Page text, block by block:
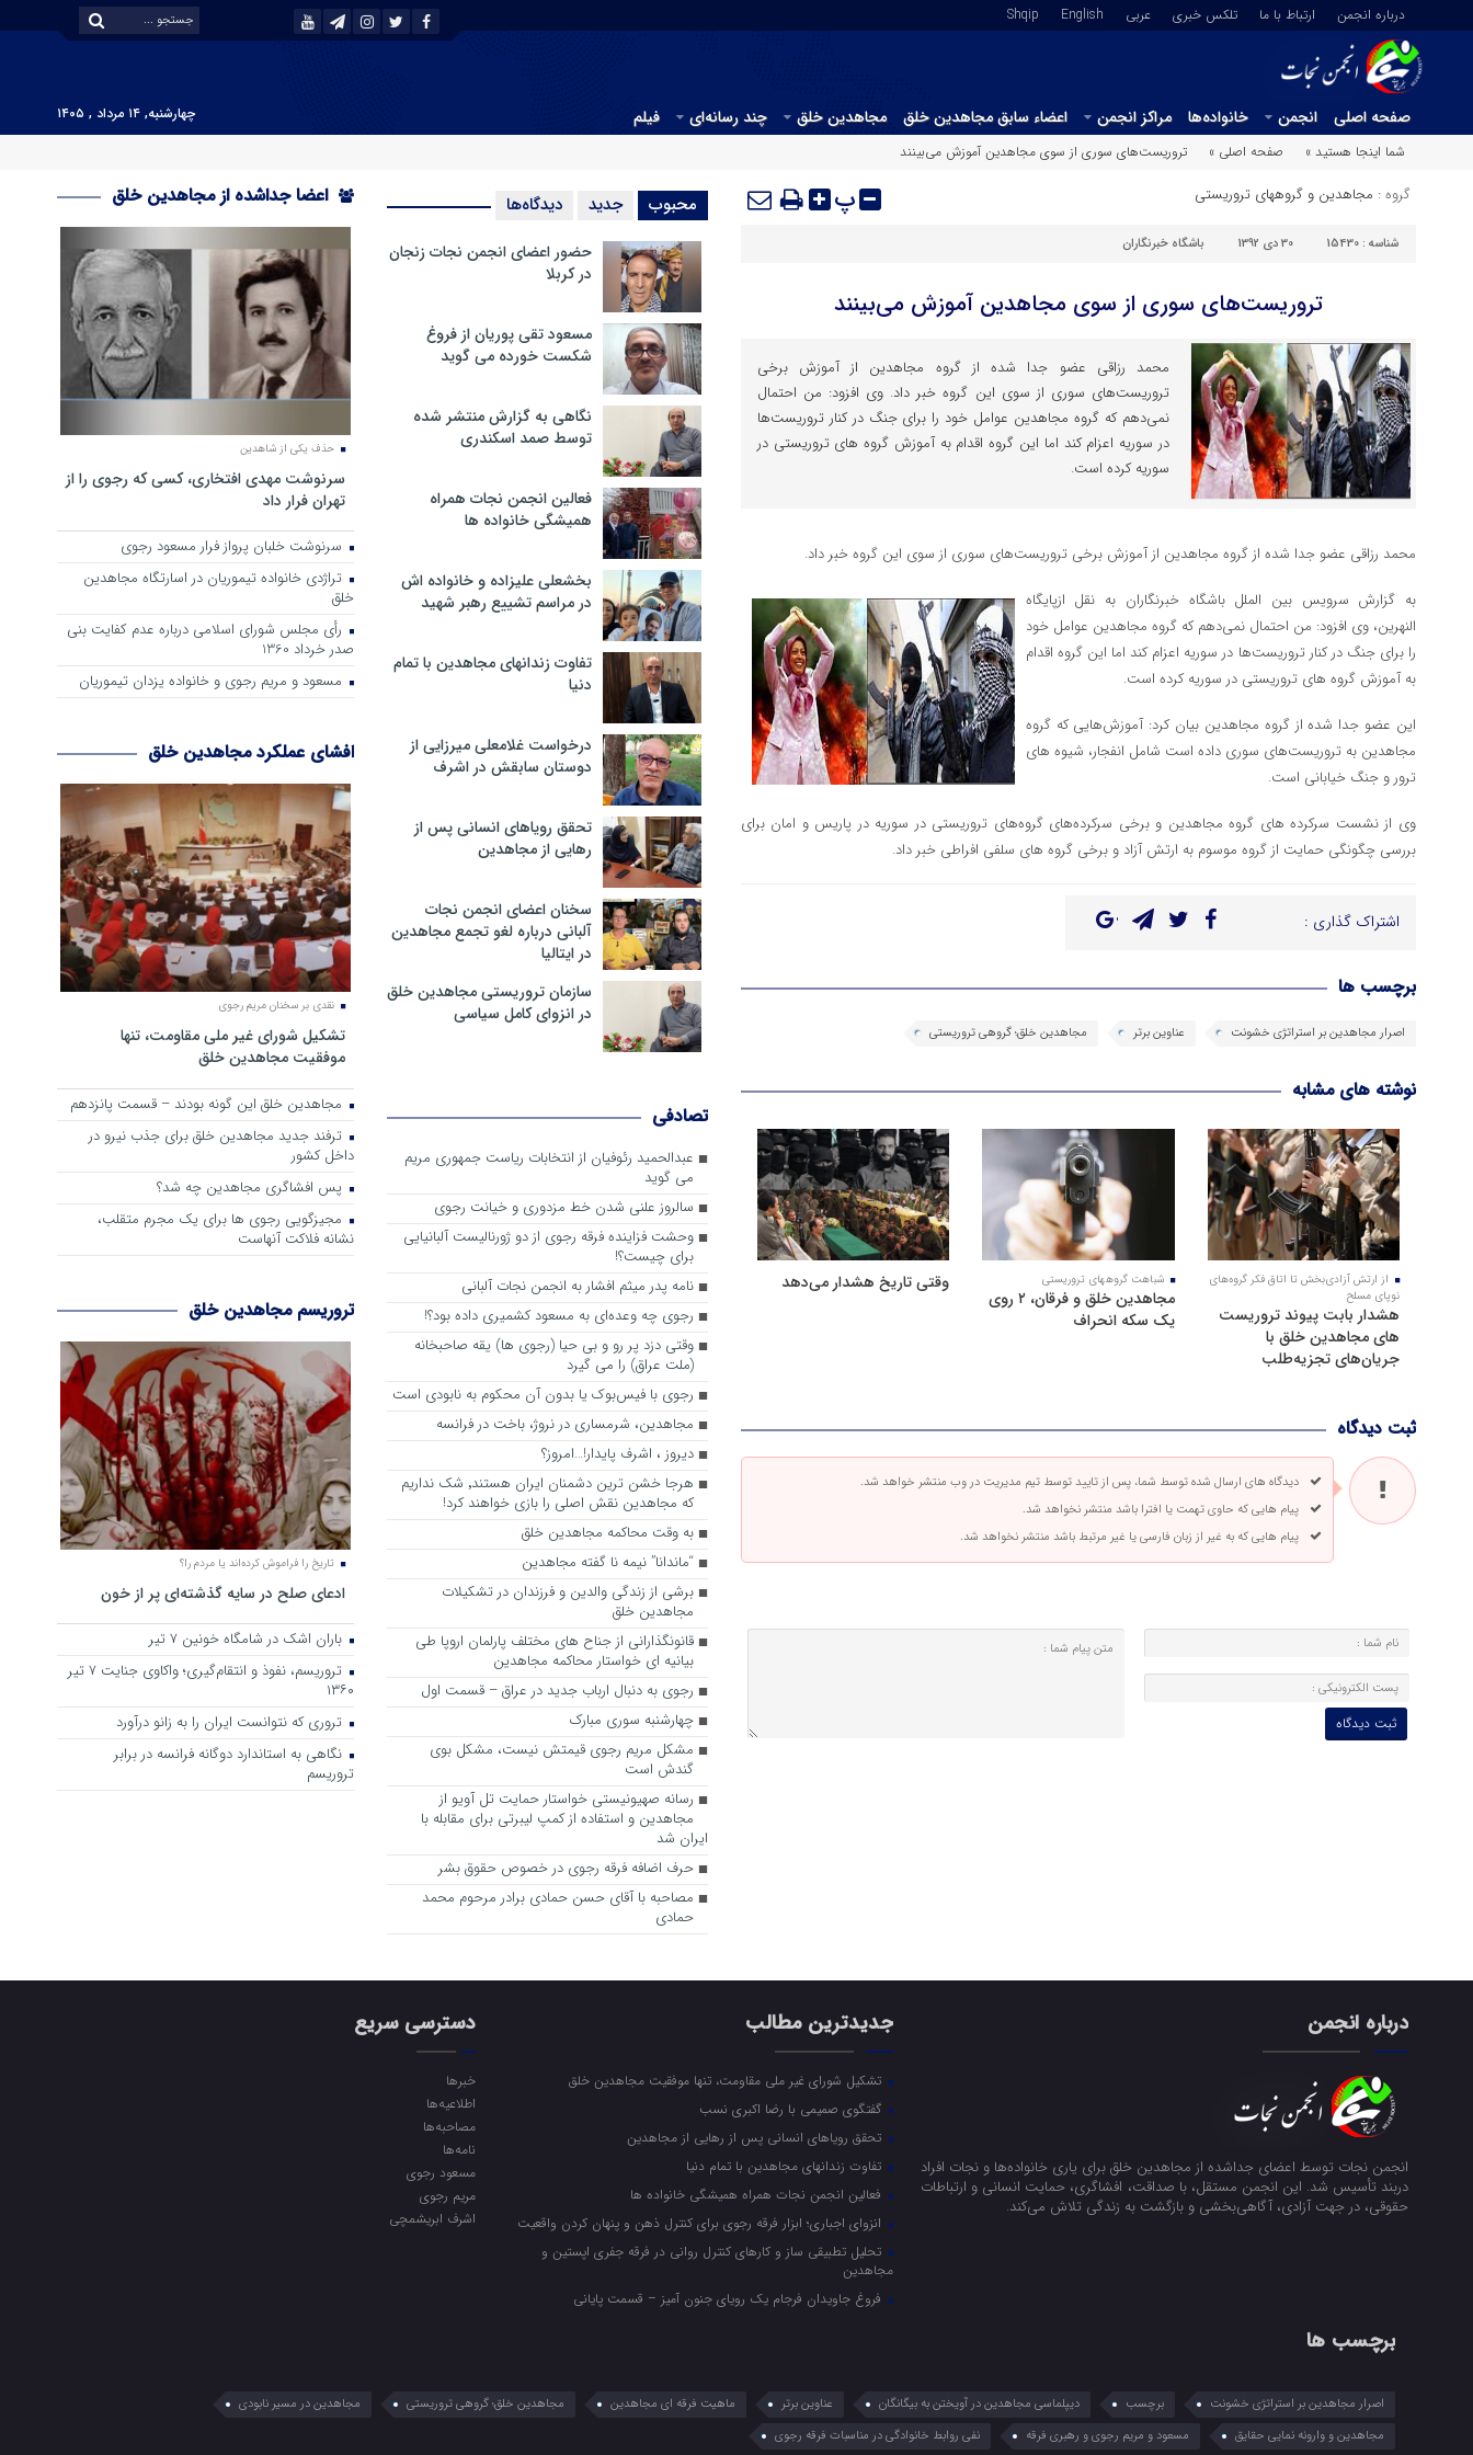
درباره انجمن ارتباط با ما تلکس خبری عربي English
Shqip
صفحه اصلی انجمن خانواده‌ها مراکز انجمن اعضاء سابق مجاهدین خلق مجاهدین خلق چند رسانه‌ای فیلم
چهارشنبه, ۱۴ مرداد , ۱۴۰۵
شما اینجا هستید »
صفحه اصلی » تروریست‌های سوری از سوی مجاهدین آموزش می‌بینند
گروه : مجاهدین و گروههای تروریستی پ
شناسه : 15430 30 دی 1392 باشگاه خبرنگاران
تروریست‌های سوری از سوی مجاهدین آموزش می‌بینند
محمد رزاقی عضو جدا شده از گروه مجاهدین از آموزش برخی
تروریست‌های سوری از سوی این گروه خبر داد. وی افزود: من احتمال
نمی‌دهم که گروه مجاهدین عوامل خود را برای جنگ در کنار تروریست‌ها
در سوریه اعزام کند اما این گروه اقدام به آموزش گروه های تروریستی در
سوریه کرده است.
محمد رزاقی عضو جدا شده از گروه مجاهدین از آموزش برخی تروریست‌های سوری از سوی این گروه خبر داد.
به گزارش سرویس بین‌ الملل باشگاه خبرنگاران به نقل ازپایگاه
النهرین، وی افزود: من احتمال نمی‌دهم که گروه مجاهدین عوامل خود
را برای جنگ در کنار تروریست‌ها در سوریه اعزام کند اما این گروه اقدام
به آموزش گروه های تروریستی در سوریه کرده است.
این عضو جدا شده از گروه مجاهدین بیان کرد: آموزش‌هایی که گروه
مجاهدین به تروریست‌های سوری داده است شامل انفجار، شیوه های
ترور و جنگ خیابانی است.
وی از نشست سرکرده های گروه مجاهدین و برخی سرکرده‌های گروه‌های تروریستی در سوریه در پاریس و امان برای
بررسی چگونگی حمایت از گروه موسوم به ارتش آزاد و برخی گروه های سلفی افراطی خبر داد.
اشتراک گذاری :
برچسب ها
اصرار مجاهدین بر استراتژی خشونت عناوین برتر مجاهدین خلق؛ گروهی تروریستی
نوشته های مشابه
از ارتش آزادی‌بخش تا اتاق فکر گروه‌های
نوپای مسلح
هشدار بابت پیوند تروریست
های مجاهدین خلق با
جریان‌های تجزیه‌طلب
شباهت گروههای تروریستی
مجاهدین خلق و فرقان، ۲ روی
یک سکه انحراف
وقتی تاریخ هشدار می‌دهد
ثبت دیدگاه
دیدگاه های ارسال شده توسط شما، پس از تایید توسط تیم مدیریت در وب منتشر خواهد شد.
پیام هایی که حاوی تهمت یا افترا باشد منتشر نخواهد شد.
پیام هایی که به غیر از زبان فارسی یا غیر مرتبط باشد منتشر نخواهد شد.
محبوب جدید دیدگاه‌ها
حضور اعضای انجمن نجات زنجان
در کربلا
مسعود تقی پوریان از فروغ
شکست خورده می گوید
نگاهی به گزارش منتشر شده
توسط صمد اسکندری
فعالین انجمن نجات همراه
همیشگی خانواده ها
بخشعلی علیزاده و خانواده اش
در مراسم تشییع رهبر شهید
تفاوت زندانهای مجاهدین با تمام
دنیا
درخواست غلامعلی میرزایی از
دوستان سابقش در اشرف
تحقق رویاهای انسانی پس از
رهایی از مجاهدین
سخنان اعضای انجمن نجات
آلبانی درباره لغو تجمع مجاهدین
در ایتالیا
سازمان تروریستی مجاهدین خلق
در انزوای کامل سیاسی
تصادفی
عبدالحمید رئوفیان از انتخابات ریاست جمهوری مریم
می گوید
سالروز علنی شدن خط مزدوری و خیانت رجوی
وحشت فزاینده فرقه رجوی از دو ژورنالیست آلبانیایی
برای چیست؟!
نامه پدر میثم افشار به انجمن نجات آلبانی
رجوی چه وعده‌ای به مسعود کشمیری داده بود؟!
وقتی دزد پر رو و بی حیا (رجوی ها) یقه صاحبخانه
(ملت عراق) را می گیرد
رجوی با فیس‌بوک یا بدون آن محکوم به نابودی است
مجاهدین، شرم‎ساری در نروژ، باخت در فرانسه
ديروز ، اشرف پايدار!…امروز؟
هرجا خشن ترین دشمنان ایران هستند٬ شک نداریم
که مجاهدین نقش اصلی را بازی خواهند کرد!
به وقت محاکمه مجاهدین خلق
“ماندانا” نیمه نا گفته مجاهدین
برشی از زندگی والدین و فرزندان در تشکیلات
مجاهدین خلق
قانونگذارانی از جناح های مختلف پارلمان اروپا طی
بیانیه ای خواستار محاکمه مجاهدین
رجوی به دنبال ارباب جدید در عراق – قسمت اول
چهارشنبه سوری مبارک
مشکل مریم رجوی قیمتش نیست، مشکل بوی
گندش است
رسانه صهیونیستی خواستار حمایت تل آویو از
مجاهدین و استفاده از کمپ لیبرتی برای مقابله با
ایران شد
حرف اضافه فرقه رجوی در خصوص حقوق بشر
مصاحبه با آقای حسن حمادی برادر مرحوم محمد
حمادی
اعضا جداشده از مجاهدین خلق
حذف یکی از شاهدین
سرنوشت مهدی افتخاری، کسی که رجوی را از
تهران فرار داد
سرنوشت خلبان پرواز فرار مسعود رجوی
تراژدی خانواده تیموریان در اسارتگاه مجاهدین
خلق
رأی مجلس شورای اسلامی درباره عدم كفایت بنی
صدر خرداد 1360
مسعود و مریم رجوی و خانواده یزدان تیموریان
افشای عملکرد مجاهدین خلق
نقدی بر سخنان مریم رجوی
تشکیل شورای غیر ملی مقاومت، تنها
موفقیت مجاهدین خلق
مجاهدین خلق این گونه بودند – قسمت پانزدهم
ترفند جدید مجاهدین خلق برای جذب نیرو در
داخل کشور
پس افشاگری مجاهدین چه شد؟
مجیزگویی رجوی ها برای یک مجرم متقلب،
نشانه فلاکت آنهاست
تروریسم مجاهدین خلق
تاریخ را فراموش کرده‌اند یا مردم را؟
ادعای صلح در سایه گذشته‌ای پر از خون
باران اشک در شامگاه خونین 7 تیر
تروریسم، نفوذ و انتقام‌گیری؛ واکاوی جنایت ۷ تیر
۱۳۶۰
تروری که نتوانست ایران را به زانو درآورد
نگاهی به استاندارد دوگانه فرانسه در برابر
تروریسم
درباره انجمن
انجمن نجات توسط اعضای جداشده از مجاهدین خلق برای یاری خانواده‌ها و نجات افراد
دربند تأسیس شد. این انجمن مستقل، با صداقت، افشاگری، حمایت انسانی و ارتباطات
حقوقی، در جهت آزادی، آگاهی‌بخشی و بازگشت به زندگی تلاش می‌کند.
جدیدترین مطالب
تشکیل شورای غیر ملی مقاومت، تنها موفقیت مجاهدین خلق
گفتگوی صمیمی با رضا اکبری نسب
تحقق رویاهای انسانی پس از رهایی از مجاهدین
تفاوت زندانهای مجاهدین با تمام دنیا
فعالین انجمن نجات همراه همیشگی خانواده ها
انزوای اجباری؛ ابزار فرقه رجوی برای کنترل ذهن و پنهان کردن واقعیت
تحلیل تطبیقی ساز و کارهای کنترل روانی در فرقه جفری اپستین و
مجاهدین
فروغ جاویدان فرجام یک رویای جنون آمیز – قسمت پایانی
دسترسی سریع
خبرها
اطلاعیه‌ها
مصاحبه‌ها
نامه‌ها
مسعود رجوی
مریم رجوی
اشرف ابریشمچی
برچسب ها
اصرار مجاهدین بر استراتژی خشونت برچسب دیپلماسی مجاهدین در آویختن به بیگانگان عناوین برتر ماهیت فرقه ای مجاهدین مجاهدین خلق؛ گروهی تروریستی
مجاهدین در مسیر نابودی
مجاهدین و وارونه نمایی حقایق
مسعود و مریم رجوی و رهبری فرقه نفی روابط خانوادگی در مناسبات فرقه رجوی